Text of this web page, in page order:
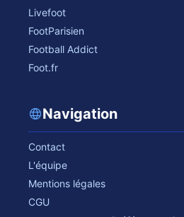
Livefoot
FootParisien
Football Addict
Foot.fr
Navigation
Contact
L'équipe
Mentions légales
CGU